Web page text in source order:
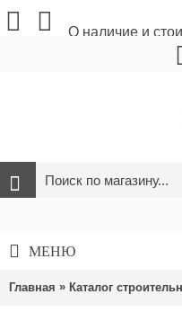
О наличие и
МЕНЮ
Главная » Каталог